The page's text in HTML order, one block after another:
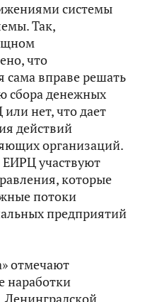
системы
Так,
что
вправе решать
сбора денежных
нет, что дает
действий
организаций.
ЕИРЦ участвуют
которые
потоки
предприятий
отмечают
наработки